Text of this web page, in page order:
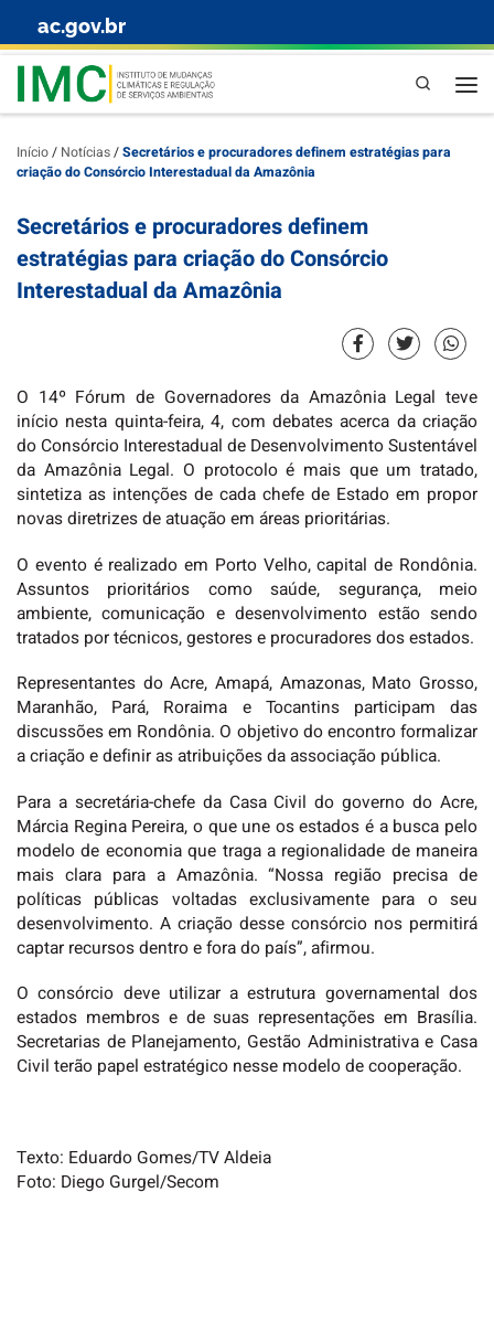
Skip to content
ac.gov.br
Pesquisa
Início/ Notícias/Secretários e procuradores definem estratégias para
criação do Consórcio Interestadual da Amazônia
Secretários e procuradores definem
estratégias para criação do Consórcio
Interestadual da Amazônia
O 14º Fórum de Governadores da Amazônia Legal teve
início nesta quinta-feira, 4, com debates acerca da criação
do Consórcio Interestadual de Desenvolvimento Sustentável
da Amazônia Legal. O protocolo é mais que um tratado,
sintetiza as intenções de cada chefe de Estado em propor
novas diretrizes de atuação em áreas prioritárias.
O evento é realizado em Porto Velho, capital de Rondônia.
Assuntos prioritários como saúde, segurança, meio
ambiente, comunicação e desenvolvimento estão sendo
tratados por técnicos, gestores e procuradores dos estados.
Representantes do Acre, Amapá, Amazonas, Mato Grosso,
Maranhão, Pará, Roraima e Tocantins participam das
discussões em Rondônia. O objetivo do encontro formalizar
a criação e definir as atribuições da associação pública.
Para a secretária-chefe da Casa Civil do governo do Acre,
Márcia Regina Pereira, o que une os estados é a busca pelo
modelo de economia que traga a regionalidade de maneira
mais clara para a Amazônia. “Nossa região precisa de
políticas públicas voltadas exclusivamente para o seu
desenvolvimento. A criação desse consórcio nos permitirá
captar recursos dentro e fora do país”, afirmou.
O consórcio deve utilizar a estrutura governamental dos
estados membros e de suas representações em Brasília.
Secretarias de Planejamento, Gestão Administrativa e Casa
Civil terão papel estratégico nesse modelo de cooperação.
Texto: Eduardo Gomes/TV Aldeia
Foto: Diego Gurgel/Secom